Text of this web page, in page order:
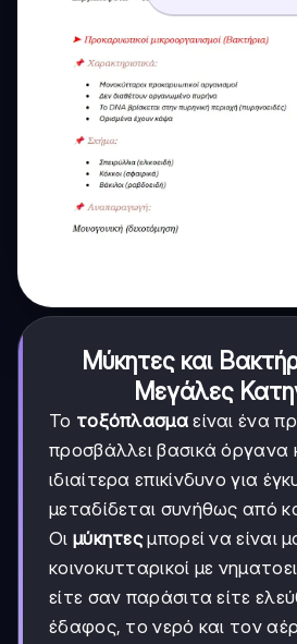
Μύκητες και
Μεγάλες
Το τοξόπλασμαείναι ένα
προσβάλλει βασικά όργανα
ιδιαίτερα επικίνδυνο για
μεταδίδεται συνήθως από
Οι μύκητεςμπορεί να είναι
κοινοκυτταρικοί με
είτε σαν παράσιτα είτε
έδαφος, το νερό και τον